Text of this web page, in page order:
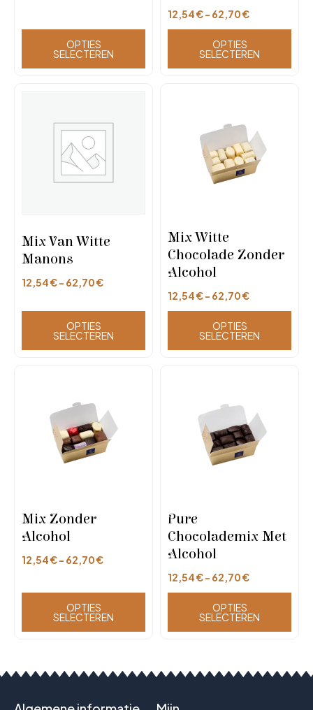
OPTIES
SELECTEREN
12,54€- 62,70€
OPTIES
SELECTEREN
Mix Van Witte
Manons
12,54€- 62,70€
OPTIES
SELECTEREN
Mix Witte
Chocolade Zonder
Alcohol
12,54€- 62,70€
OPTIES
SELECTEREN
Mix Zonder
Alcohol
12,54€- 62,70€
OPTIES
SELECTEREN
Pure
Chocolademix Met
Alcohol
12,54€- 62,70€
OPTIES
SELECTEREN